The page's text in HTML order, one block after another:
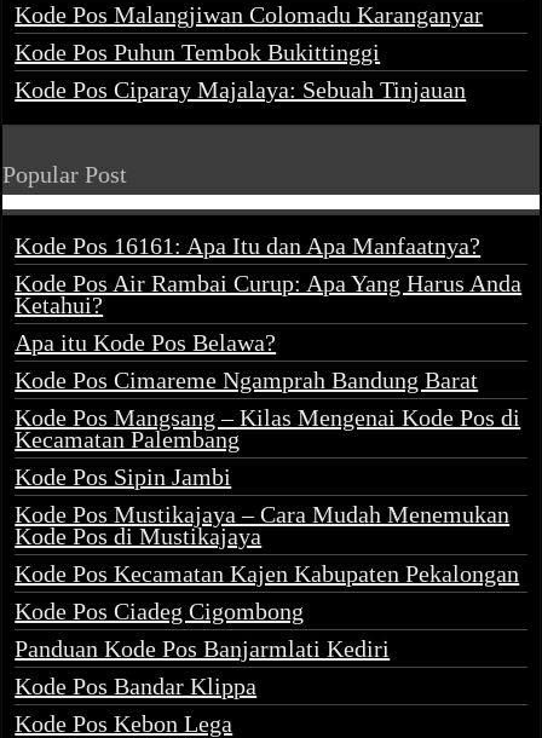
Kode Pos Malangjiwan Colomadu Karanganyar
Kode Pos Puhun Tembok Bukittinggi
Kode Pos Ciparay Majalaya: Sebuah Tinjauan
Popular Post
Kode Pos 16161: Apa Itu dan Apa Manfaatnya?
Kode Pos Air Rambai Curup: Apa Yang Harus Anda
Ketahui?
Apa itu Kode Pos Belawa?
Kode Pos Cimareme Ngamprah Bandung Barat
Kode Pos Mangsang – Kilas Mengenai Kode Pos di
Kecamatan Palembang
Kode Pos Sipin Jambi
Kode Pos Mustikajaya – Cara Mudah Menemukan
Kode Pos di Mustikajaya
Kode Pos Kecamatan Kajen Kabupaten Pekalongan
Kode Pos Ciadeg Cigombong
Panduan Kode Pos Banjarmlati Kediri
Kode Pos Bandar Klippa
Kode Pos Kebon Lega